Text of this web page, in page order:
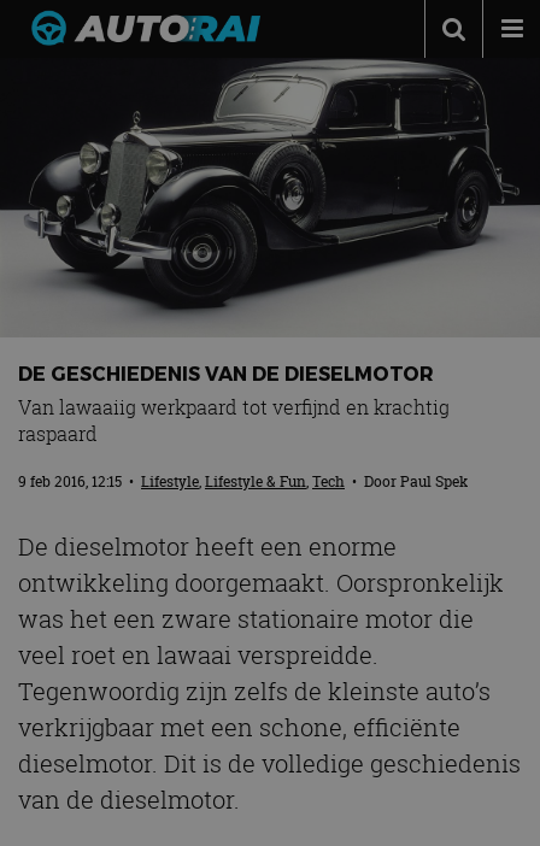
Autotests
Automerken
Adverteren
DE GESCHIEDENIS VAN DE DIESELMOTOR
Van lawaaiig werkpaard tot verfijnd en krachtig
raspaard
9 feb 2016, 12:15 • Lifestyle,Lifestyle & Fun,Tech • DoorPaul Spek
De dieselmotor heeft een enorme
ontwikkeling doorgemaakt. Oorspronkelijk
was het een zware stationaire motor die
veel roet en lawaai verspreidde.
Tegenwoordig zijn zelfs de kleinste auto’s
verkrijgbaar met een schone, efficiënte
dieselmotor. Dit is de volledige geschiedenis
van de dieselmotor.